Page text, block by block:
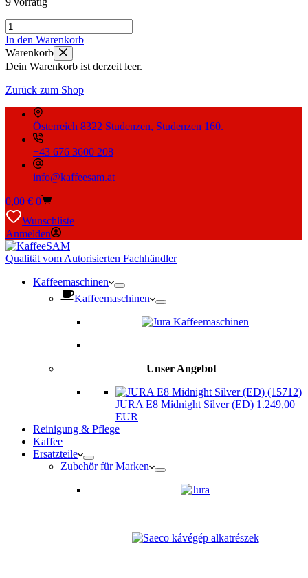
DeLonghi
Ventil
STG
valvola
sicurez
90°
Original
Menge
In den Warenkorb
Warenkorb
Dein Warenkorb ist derzeit leer.
Zurück zum Shop
Österreich 8322 Studenzen, Studenzen 160.
+43 676 3600 208
info@kaffeesam.at
Warenkorb
0,00 € 0
Wunschliste
Anmelden
Qualität vom Autorisierten Fachhändler
Kaffeemaschinen
Kaffeemaschinen
Unser Angebot
JURA E8 Midnight Silver (ED) 1.249,00
EUR
Reinigung & Pflege
Kaffee
Ersatzteile
Zubehör für Marken